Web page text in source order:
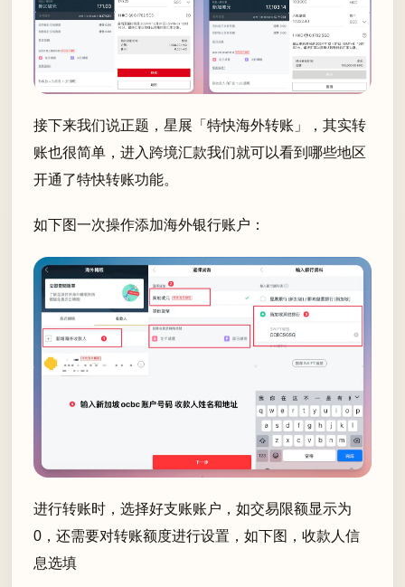
接下来我们说正题，星展「特快海外转账」，其实转
账也很简单，进入跨境汇款我们就可以看到哪些地区
开通了特快转账功能。
如下图一次操作添加海外银行账户：
进行转账时，选择好支账账户，如交易限额显示为
0，还需要对转账额度进行设置，如下图，收款人信
息选填